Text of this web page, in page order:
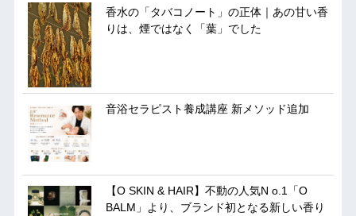
香水の「タバコノート」の正体｜あの甘い香
りは、煙ではなく「葉」でした
音浴セラピスト養成講座 新メソッド追加
【O SKIN & HAIR】不動の人気N o.1「O
BALM」より、ブランド初となる新しい香り